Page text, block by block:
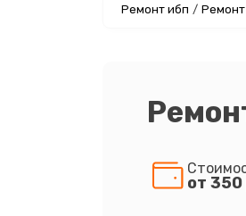
Ремонт ибп /
от 350